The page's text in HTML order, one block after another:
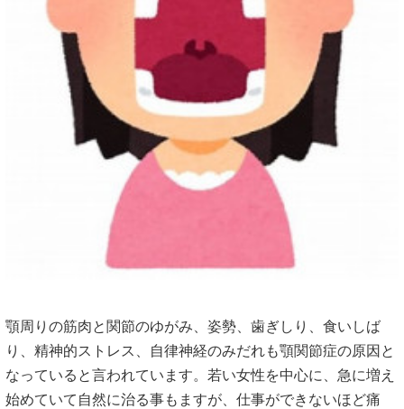
顎周りの筋肉と関節のゆがみ、姿勢、歯ぎしり、食いしば
り、精神的ストレス、自律神経のみだれも顎関節症の原因と
なっていると言われています。若い女性を中心に、急に増え
始めていて自然に治る事もますが、仕事ができないほど痛